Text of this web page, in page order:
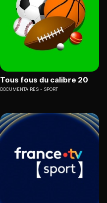
Tous fous du calibre 20
DOCUMENTAIRES SPORT